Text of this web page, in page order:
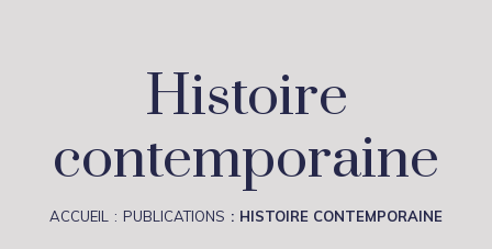
Histoire
contemporaine
ACCUEIL PUBLICATIONS HISTOIRE CONTEMPORAINE